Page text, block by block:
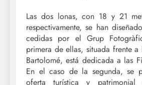
Las dos lonas, con 18 y 21
respectivamente, se han
cedidas por el Grup
primera de ellas, situada frente
Bartolomé, está dedicada a las
En el caso de la segunda, se
oferta turística y